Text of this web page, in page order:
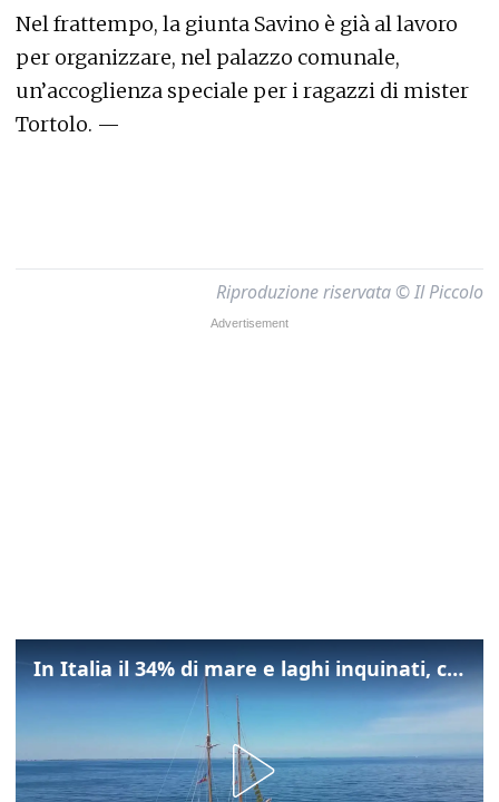
Nel frattempo, la giunta Savino è già al lavoro
per organizzare, nel palazzo comunale,
un’accoglienza speciale per i ragazzi di mister
Tortolo. —
Riproduzione riservata © Il Piccolo
In Italia il 34% di mare e laghi inquinati, colpa della maladepurazione